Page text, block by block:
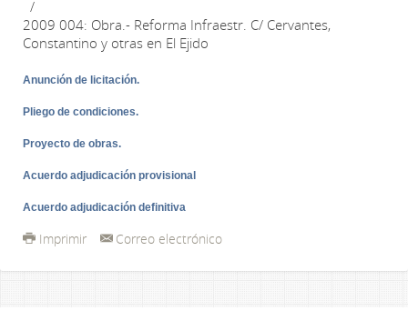
2009 004: Obra.- Reforma Infraestr. C/ Cervantes,
Constantino y otras en El Ejido
Anunción de licitación.
Pliego de condiciones.
Proyecto de obras.
Acuerdo adjudicación provisional
Acuerdo adjudicación definitiva
Imprimir Correo electrónico